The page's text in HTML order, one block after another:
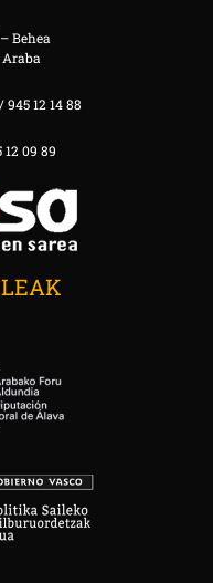
Behea
Araba
945 12 14 88
12 09 89